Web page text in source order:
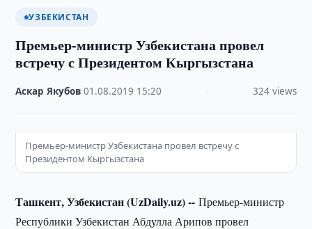
УЗБЕКИСТАН
Премьер-министр Узбекистана провел
встречу с Президентом Кыргызстана
Аскар Якубов ·01.08.2019 15:20 324 views
Премьер-министр Узбекистана провел встречу с
Президентом Кыргызстана
Ташкент, Узбекистан (UzDaily.uz) --Премьер-министр
Республики Узбекистан Абдулла Арипов провел